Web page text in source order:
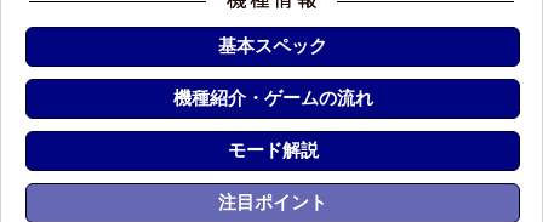
基本スペック
機種紹介・ゲームの流れ
モード解説
注目ポイント